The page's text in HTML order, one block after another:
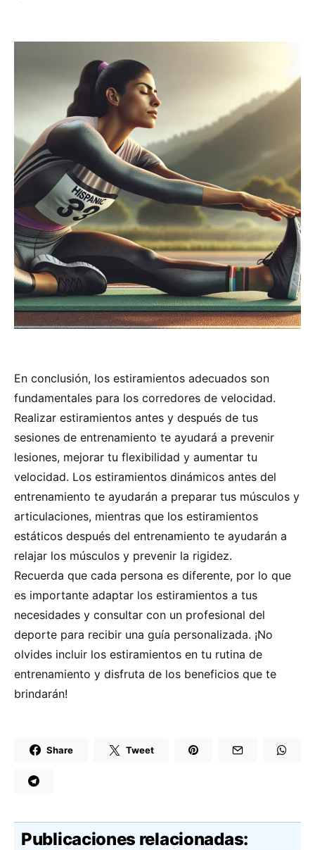
En conclusión, los estiramientos adecuados son
fundamentales para los corredores de velocidad.
Realizar estiramientos antes y después de tus
sesiones de entrenamiento te ayudará a prevenir
lesiones, mejorar tu flexibilidad y aumentar tu
velocidad. Los estiramientos dinámicos antes del
entrenamiento te ayudarán a preparar tus músculos y
articulaciones, mientras que los estiramientos
estáticos después del entrenamiento te ayudarán a
relajar los músculos y prevenir la rigidez.
Recuerda que cada persona es diferente, por lo que
es importante adaptar los estiramientos a tus
necesidades y consultar con un profesional del
deporte para recibir una guía personalizada. ¡No
olvides incluir los estiramientos en tu rutina de
entrenamiento y disfruta de los beneficios que te
brindarán!
Share Tweet
Publicaciones relacionadas: